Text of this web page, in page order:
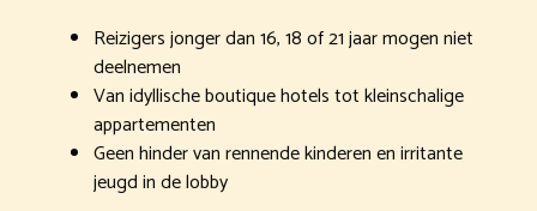
Reizigers jonger dan 16, 18 of 21 jaar mogen niet
deelnemen
Van idyllische boutique hotels tot kleinschalige
appartementen
Geen hinder van rennende kinderen en irritante
jeugd in de lobby